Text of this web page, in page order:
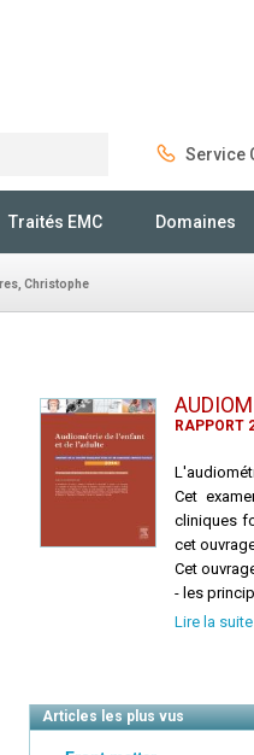
Service
Traités EMC Domaines
Christophe
RAPPORT
Cet
cliniques
cet
Cet
- les
- les
cet
Lire la suite
Articles les plus vus